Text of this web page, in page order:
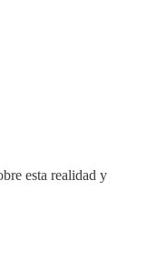
esta realidad y